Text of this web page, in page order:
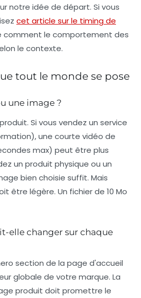
notre idée de départ. Si vous
cet article sur le timing de
comment le comportement des
le contexte.
tout le monde se pose
une image ?
Si vous vendez un service
une courte vidéo de
max) peut être plus
un produit physique ou un
bien choisie suffit. Mais
être légère. Un fichier de 10 Mo
elle changer sur chaque
section de la page d'accueil
globale de votre marque. La
produit doit promettre le